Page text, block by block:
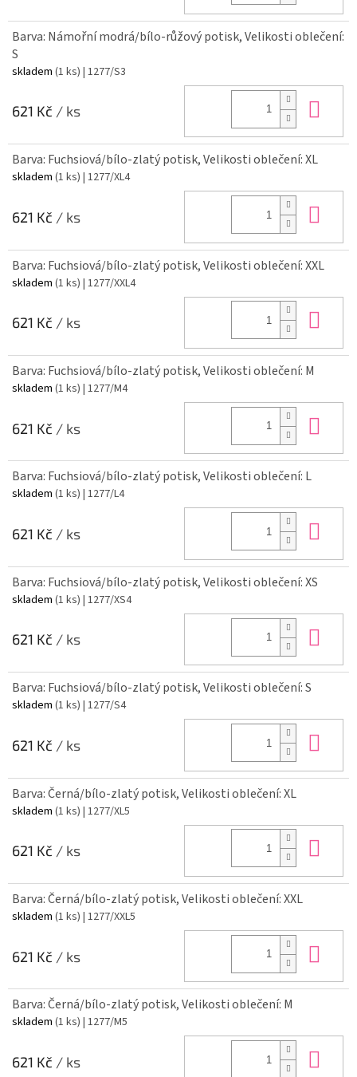
Barva: Námořní modrá/bílo-růžový potisk, Velikosti oblečení:
S
skladem (1 ks) | 1277/S3
621 Kč / ks
Barva: Fuchsiová/bílo-zlatý potisk, Velikosti oblečení: XL
skladem (1 ks) | 1277/XL4
621 Kč / ks
Barva: Fuchsiová/bílo-zlatý potisk, Velikosti oblečení: XXL
skladem (1 ks) | 1277/XXL4
621 Kč / ks
Barva: Fuchsiová/bílo-zlatý potisk, Velikosti oblečení: M
skladem (1 ks) | 1277/M4
621 Kč / ks
Barva: Fuchsiová/bílo-zlatý potisk, Velikosti oblečení: L
skladem (1 ks) | 1277/L4
621 Kč / ks
Barva: Fuchsiová/bílo-zlatý potisk, Velikosti oblečení: XS
skladem (1 ks) | 1277/XS4
621 Kč / ks
Barva: Fuchsiová/bílo-zlatý potisk, Velikosti oblečení: S
skladem (1 ks) | 1277/S4
621 Kč / ks
Barva: Černá/bílo-zlatý potisk, Velikosti oblečení: XL
skladem (1 ks) | 1277/XL5
621 Kč / ks
Barva: Černá/bílo-zlatý potisk, Velikosti oblečení: XXL
skladem (1 ks) | 1277/XXL5
621 Kč / ks
Barva: Černá/bílo-zlatý potisk, Velikosti oblečení: M
skladem (1 ks) | 1277/M5
621 Kč / ks